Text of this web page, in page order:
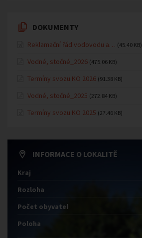
DOKUMENTY
Reklamační řád vodovodu a… (45.40 KB)
Vodné, stočné_2026 (475.06 KB)
Termíny svozu KO 2026 (91.38 KB)
Vodné, stočné_2025 (272.84 KB)
Termíny svozu KO 2025 (27.46 KB)
INFORMACE O LOKALITĚ
Kraj
Rozloha
Počet obyvatel
Poloha